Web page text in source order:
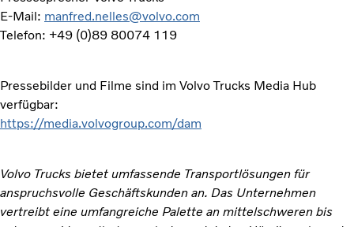
E-Mail: manfred.nelles@volvo.com
Telefon: +49 (0)89 80074 119
Pressebilder und Filme sind im Volvo Trucks Media Hub
verfügbar:
https://media.volvogroup.com/dam
Volvo Trucks bietet umfassende Transportlösungen für
anspruchsvolle Geschäftskunden an. Das Unternehmen
vertreibt eine umfangreiche Palette an mittelschweren bis